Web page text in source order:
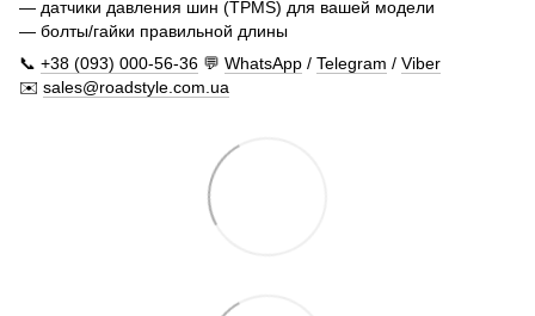
— датчики давления шин (TPMS) для вашей модели
— болты/гайки правильной длины
📞 +38 (093) 000-56-36 💬 WhatsApp / Telegram / Viber
✉️ sales@roadstyle.com.ua